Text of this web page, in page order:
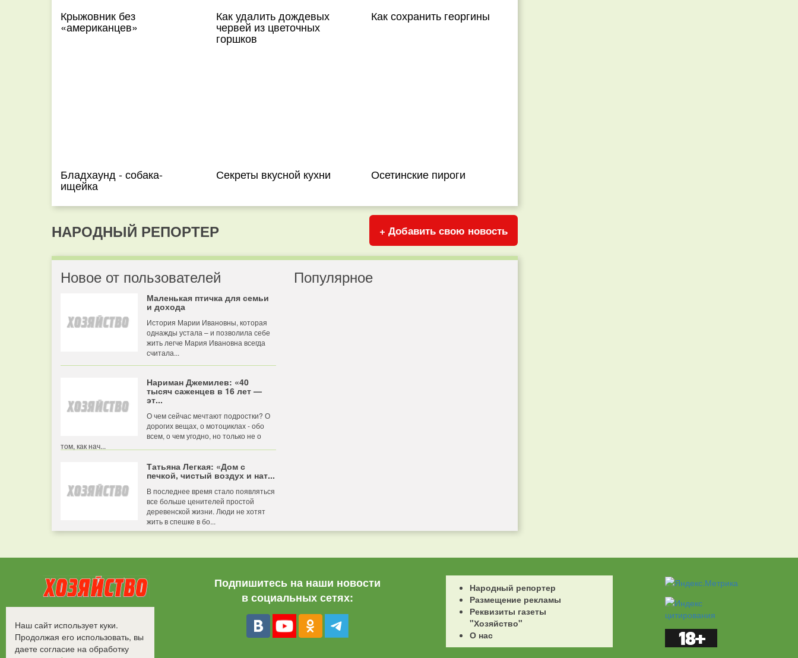
Крыжовник без
«американцев»
Как удалить дождевых
червей из цветочных
горшков
Как сохранить георгины
Бладхаунд - собака-
ищейка
Секреты вкусной кухни Осетинские пироги
НАРОДНЫЙ РЕПОРТЕР + Добавить свою новость
Новое от пользователей
Маленькая птичка для семьи
и дохода
История Марии Ивановны, которая
однажды устала – и позволила себе
жить легче Мария Ивановна всегда
считала...
Нариман Джемилев: «40
тысяч саженцев в 16 лет —
эт...
О чем сейчас мечтают подростки? О
дорогих вещах, о мотоциклах - обо
всем, о чем угодно, но только не о
том, как нач...
Татьяна Легкая: «Дом с
печкой, чистый воздух и нат...
В последнее время стало появляться
все больше ценителей простой
деревенской жизни. Люди не хотят
жить в спешке в бо...
Популярное
Все права защищены.
©2008-2017 - "Хозяйство"
Подпишитесь на наши новости
в социальных сетях:
Народный репортер
Размещение рекламы
Реквизиты газеты
"Хозяйство"
О нас
Наш сайт использует куки.
Продолжая его использовать, вы
даете согласие на обработку